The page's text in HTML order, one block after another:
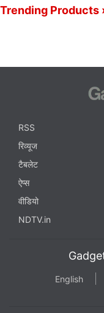
Trending Products
RSS
रिव्यूज
टैबलेट
ऐप्स
वीडियो
NDTV.in
English